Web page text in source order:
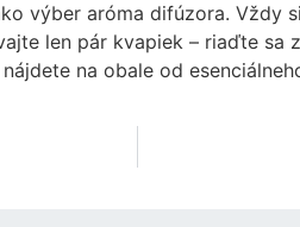
výber aróma difúzora. Vždy
len pár kvapiek – riaďte
na obale od